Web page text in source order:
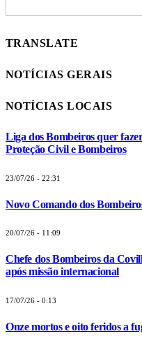
TRANSLATE
NOTÍCIAS GERAIS
NOTÍCIAS LOCAIS
Liga dos Bombeiros quer
Proteção Civil e Bombeiros
23/07/26 - 22:31
Novo Comando dos
20/07/26 - 11:09
Chefe dos Bombeiros da
após missão internacional
17/07/26 - 0:13
Onze mortos e oito feridos a